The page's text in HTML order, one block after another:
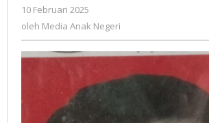
Pers
Di
Lampung
Selatan
10 Februari 2025
Media
Anak
oleh Media Anak Negeri